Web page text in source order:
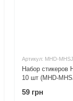
Артикул: MHD-
Набор стикеров
10 шт (MHD-
59 грн